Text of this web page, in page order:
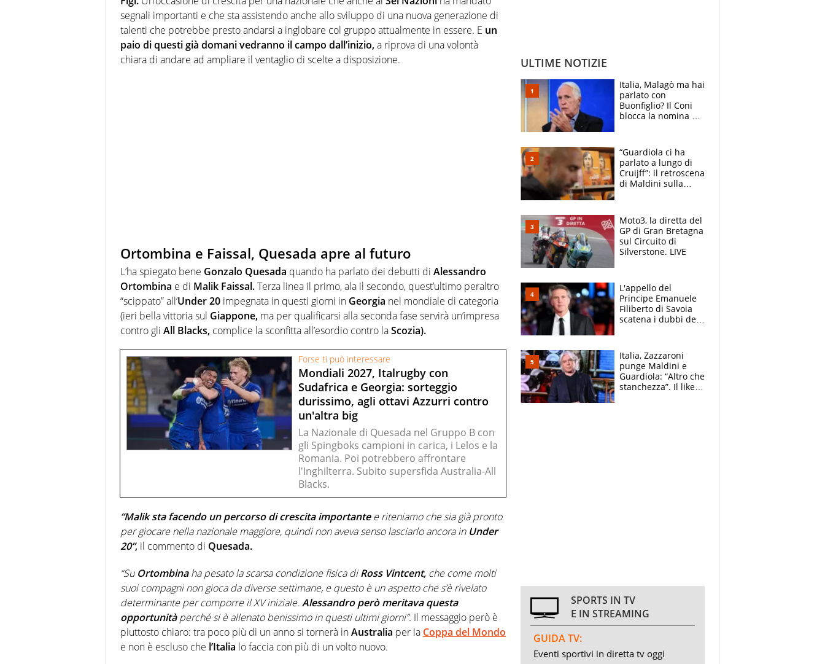
segnali importanti e che sta assistendo anche allo sviluppo di una nuova generazione di
talenti che potrebbe presto andarsi a inglobare col gruppo attualmente in essere. E un
paio di questi già domani vedranno il campo dall’inizio,a riprova di una volontà
chiara di andare ad ampliare il ventaglio di scelte a disposizione.
Ortombina e Faissal, Quesada apre al futuro
L’ha spiegato bene Gonzalo Quesada quando ha parlato dei debutti di Alessandro
Ortombina e di Malik Faissal.Terza linea il primo, ala il secondo, quest’ultimo peraltro
“scippato” all’Under 20 impegnata in questi giorni in Georgia nel mondiale di categoria
(ieri bella vittoria sul Giappone, ma per qualificarsi alla seconda fase servirà un’impresa
contro gli All Blacks, complice la sconfitta all’esordio contro laScozia).
Forse ti può interessare
Mondiali 2027, Italrugby con
Sudafrica e Georgia: sorteggio
durissimo, agli ottavi Azzurri contro
un'altra big
La Nazionale di Quesada nel Gruppo B con
gli Spingboks campioni in carica, i Lelos e la
Romania. Poi potrebbero affrontare
l'Inghilterra. Subito supersfida Australia-All
Blacks.
“Malik sta facendo un percorso di crescita importantee riteniamo che sia già pronto
per giocare nella nazionale maggiore, quindi non aveva senso lasciarlo ancora in Under
20”, il commento di Quesada.
“Su Ortombinaha pesato la scarsa condizione fisica diRoss Vintcent, che come molti
suoi compagni non gioca da diverse settimane, e questo è un aspetto che s’è rivelato
determinante per comporre il XV iniziale. Alessandro però meritava questa
opportunitàperché si è allenato benissimo in questi ultimi giorni”. Il messaggio però è
piuttosto chiaro: tra poco più di un anno si tornerà inAustralia per la Coppa del Mondo
e non è escluso che l’Italia lo faccia con più di un volto nuovo.
ULTIME NOTIZIE
Italia, Malagò ma hai
parlato con
Buonfiglio? Il Coni
blocca la nomina di
“Guardiola ci ha
parlato a lungo di
Cruijff”: il retroscena
di Maldini sulla
Moto3, la diretta del
GP di Gran Bretagna
sul Circuito di
Silverstone. LIVE
L'appello del
Principe Emanuele
Filiberto di Savoia
scatena i dubbi dei
Italia, Zazzaroni
punge Maldini e
Guardiola: “Altro che
stanchezza”. Il like
SPORTS IN TV
E IN STREAMING
GUIDA TV:
Eventi sportivi in diretta tv oggi